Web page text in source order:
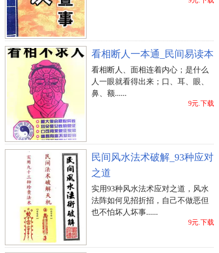
许姓男孩起名大全
最终，我为您梳理了许姓男孩起名大全，有 的、
带喻意和超好听的，期待能有了你喜爱的。
许姓男孩起名大全
（许昊然）、（许新翰）、（许伟懋）、（许振
博）、（许华晖）、（许金鹏）
（许智鑫）、（许振海）、（许嘉荣）、（许和
安）、（许浩思）、（许嘉明）
（许海阳）、（许浩波）、（许启航）、（许智
伟）、（许阳飇）、（许范明）
（许思聪）、（许承天）、（许文轩）、（许鸿
祯）、（许海超）、（许兴国）
（许嘉慕）、（许景澄）、（许宜修）、（许元
忠）、（许建本）、（许正青）
（许广君）、（许鹏涛）、（许星泽）、（许令
璟）、（许骏逸）、（许阳曦）
看相断人一本通_民间易读本
看相断人、面相连着内心；是什么
人一眼就看得出来；口、耳、眼、
鼻、额......
9元.下载
民间风水法术破解_93种应对
之道
实用93种风水法术应对之道，风水
法阵如何见招折招，自己不做恶但
也不怕坏人坏事......
9元.下载